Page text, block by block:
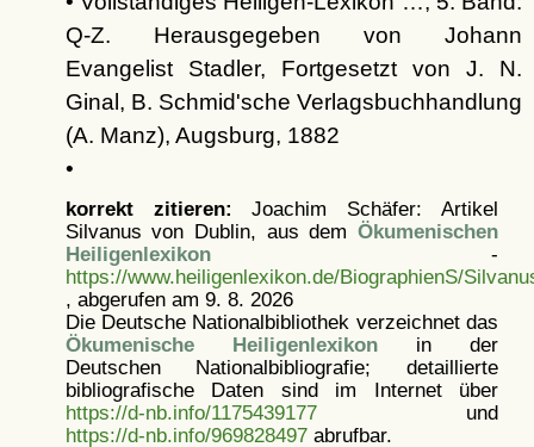
Q-Z. Herausgegeben von Johann
Evangelist Stadler, Fortgesetzt von J. N.
Ginal, B. Schmid'sche Verlagsbuchhandlung
(A. Manz), Augsburg, 1882
•
korrekt zitieren: Joachim Schäfer: Artikel
Silvanus von Dublin, aus dem Ökumenischen
Heiligenlexikon-
https://www.heiligenlexikon.de/BiographienS/
, abgerufen am 9. 8. 2026
Die Deutsche Nationalbibliothek verzeichnet das
Ökumenische Heiligenlexikonin der
Deutschen Nationalbibliografie; detaillierte
bibliografische Daten sind im Internet über
https://d-nb.info/1175439177und
https://d-nb.info/969828497abrufbar.